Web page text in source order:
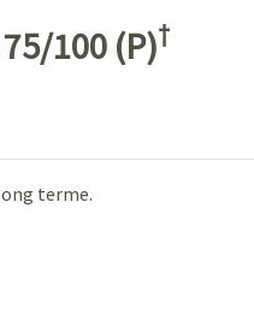
100 (P)†
terme.